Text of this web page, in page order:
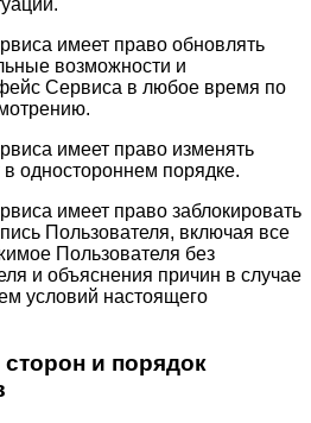
имеет право обновлять
возможности и
Сервиса в любое время по
имеет право изменять
в одностороннем порядке.
имеет право заблокировать
Пользователя, включая все
Пользователя без
и объяснения причин в случае
условий настоящего
сторон и порядок